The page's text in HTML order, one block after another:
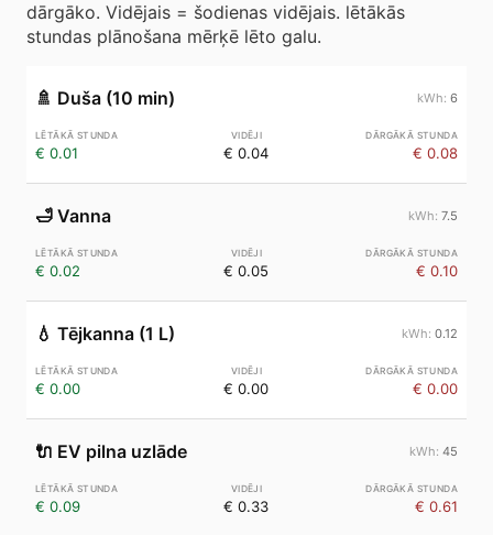
dārgāko. Vidējais = šodienas vidējais. lētākās
stundas plānošana mērķē lēto galu.
🚿 Duša (10 min) 6
€ 0.01 € 0.04 € 0.08
🛁 Vanna 7.5
€ 0.02 € 0.05 € 0.10
💧 Tējkanna (1 L) 0.12
€ 0.00 € 0.00 € 0.00
🔌 EV pilna uzlāde 45
€ 0.09 € 0.33 € 0.61